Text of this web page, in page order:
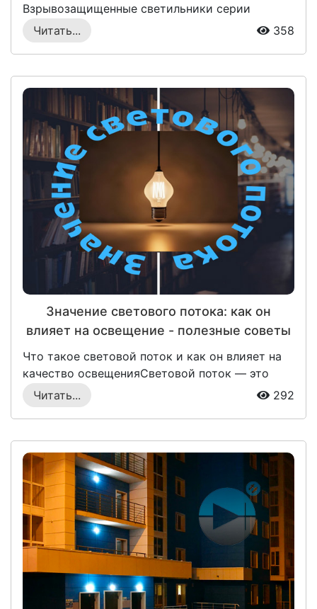
Взрывозащищенные светильники серии
«Жёлудь» (СГЖ)...
Читать... 358
Значение светового потока: как он
влияет на освещение - полезные советы
Что такое световой поток и как он влияет на
качество освещенияСветовой поток — это
оди...
Читать... 292